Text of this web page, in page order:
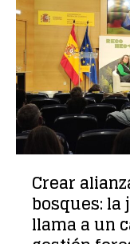
Crear
bosques: la
llama a un